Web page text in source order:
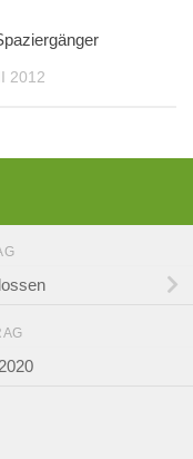
2012